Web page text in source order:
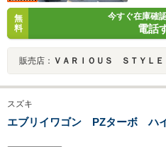
無
料
今すぐ在庫確
電話
販売店： ＶＡＲＩＯＵＳ ＳＴＹＬＥ
スズキ
エブリイワゴン PZターボ ハ